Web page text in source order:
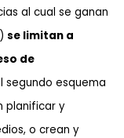
al cual se ganan
se limitan a
de
segundo esquema
planificar y
o crean y